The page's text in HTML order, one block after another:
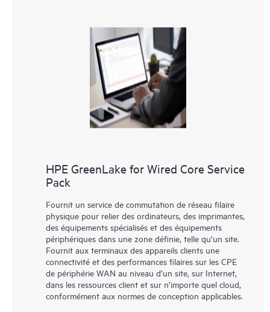
HPE GreenLake for Wired Core Service
Pack
Fournit un service de commutation de réseau filaire
physique pour relier des ordinateurs, des imprimantes,
des équipements spécialisés et des équipements
périphériques dans une zone définie, telle qu’un site.
Fournit aux terminaux des appareils clients une
connectivité et des performances filaires sur les CPE
de périphérie WAN au niveau d’un site, sur Internet,
dans les ressources client et sur n’importe quel cloud,
conformément aux normes de conception applicables.